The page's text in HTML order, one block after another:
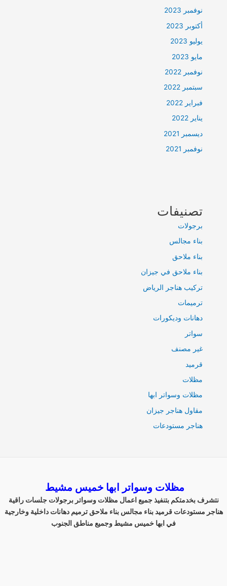
نوفمبر 2023
أكتوبر 2023
يوليو 2023
مايو 2023
نوفمبر 2022
سبتمبر 2022
فبراير 2022
يناير 2022
ديسمبر 2021
نوفمبر 2021
تصنيفات
برجولات
بناء مجالس
بناء ملاحق
بناء ملاحق في جيزان
تركيب هناجر الرياض
ترميمات
دهانات وديكورات
سواتر
غير مصنف
قرميد
مظلات
مظلات وسواتر ابها
مقاول هناجر جيزان
هناجر مستودعات
مظلات وسواتر ابها خميس مشيط
نتشرف بخدمتكم بتنفيذ جميع اعمال مظلات وسواتر برجولات جلسات راقية
هناجر مستودعات قرميد بناء مجالس بناء ملاحق ترميم دهانات داخلية وخارجية
في ابها خميس مشيط وجميع مناطق الجنوب